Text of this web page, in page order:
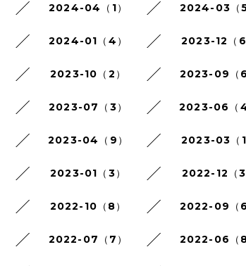
2024-04（1） 2024-03（5
2024-01（4） 2023-12（6
2023-10（2） 2023-09（6
2023-07（3） 2023-06（4
2023-04（9） 2023-03（1
2023-01（3） 2022-12（3
2022-10（8） 2022-09（6
2022-07（7） 2022-06（8